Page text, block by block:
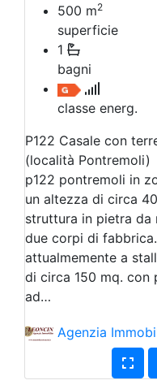
500 m2
superficie
1
bagni
classe energ.
P122 Casale con
(località Pontremoli)
p122 pontremoli in
un altezza di circa
struttura in pietra
due corpi di
attualmemente a
di circa 150 mq. con
ad…
Agenzia